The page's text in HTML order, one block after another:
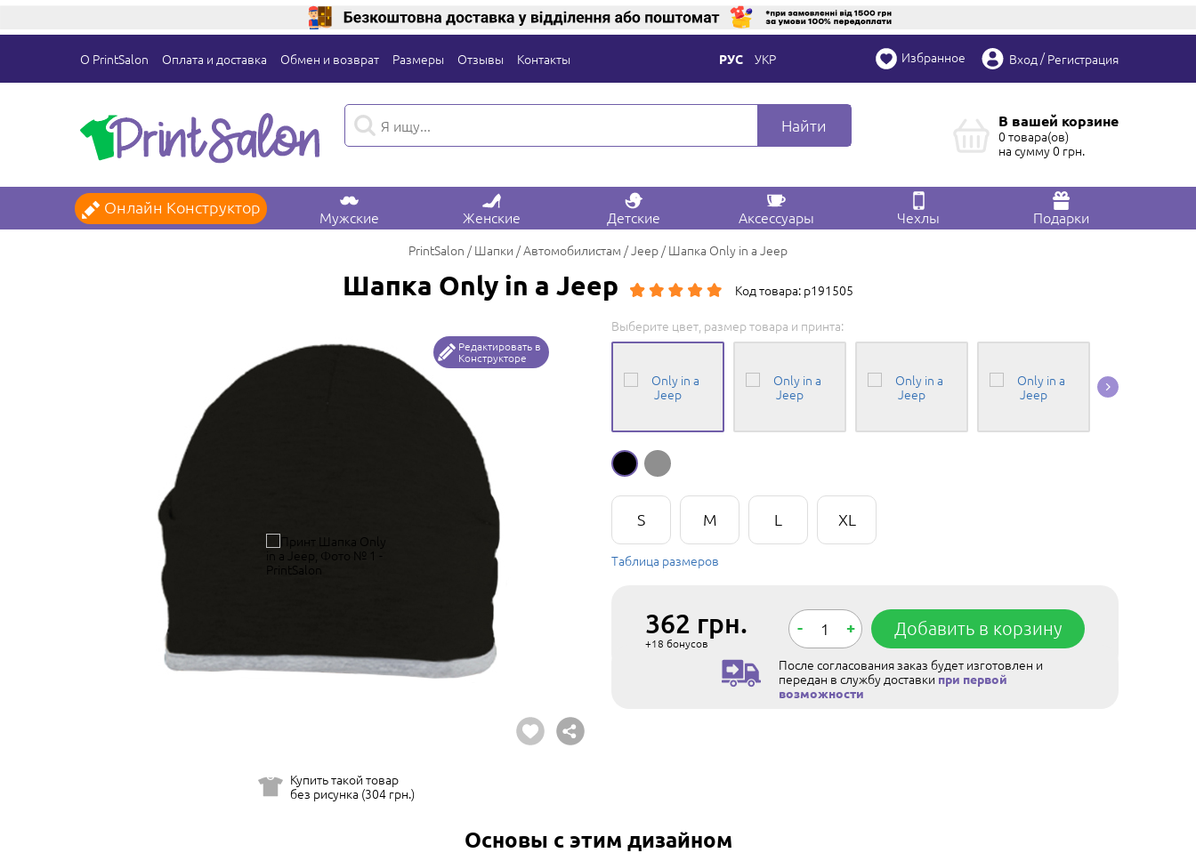
О PrintSalon Оплата и доставка Обмен и возврат Размеры Отзывы Контакты РУС УКР Избранное Вход /Регистрация
Найти В вашей корзине
0 товара(ов)
на сумму0 грн.
Онлайн Конструктор
Мужские Женские Детские Аксессуары Чехлы Подарки
PrintSalon Шапки Автомобилистам Jeep Шапка Only in a Jeep
Шапка Only in a Jeep Код товара: p191505
Редактировать в
Конструкторе
Купить такой товар
без рисунка (304 грн.)
Выберите цвет, размер товара и принта:
S M L XL
Таблица размеров
362 грн.
+18 бонусов
- + Добавить в корзину
После согласования заказ будет изготовлен и
передан в службу доставки при первой
возможности
Основы с этим дизайном